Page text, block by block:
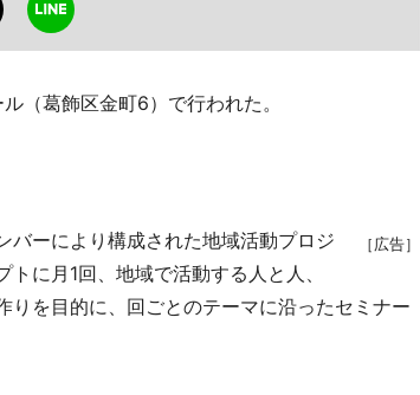
（葛飾区金町6）で行われた。
［広告］
ーにより構成された地域活動プロジ
に月1回、地域で活動する人と人、
を目的に、回ごとのテーマに沿ったセミナー